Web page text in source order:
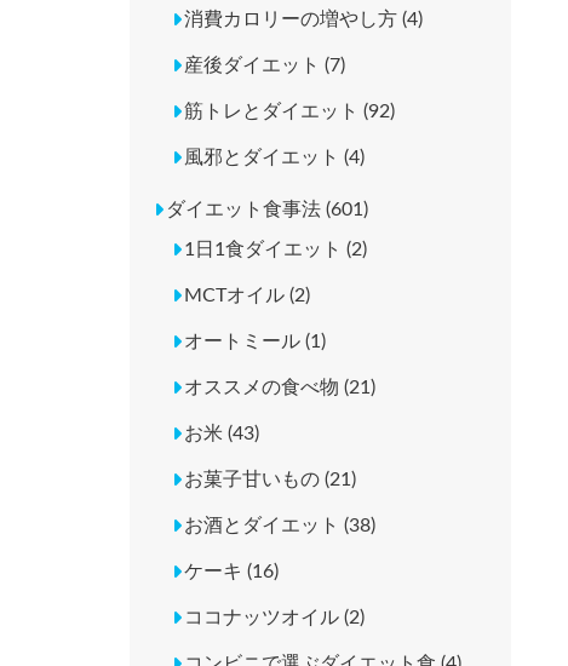
消費カロリーの増やし方 (4)
産後ダイエット (7)
筋トレとダイエット (92)
風邪とダイエット (4)
ダイエット食事法 (601)
1日1食ダイエット (2)
MCTオイル (2)
オートミール (1)
オススメの食べ物 (21)
お米 (43)
お菓子甘いもの (21)
お酒とダイエット (38)
ケーキ (16)
ココナッツオイル (2)